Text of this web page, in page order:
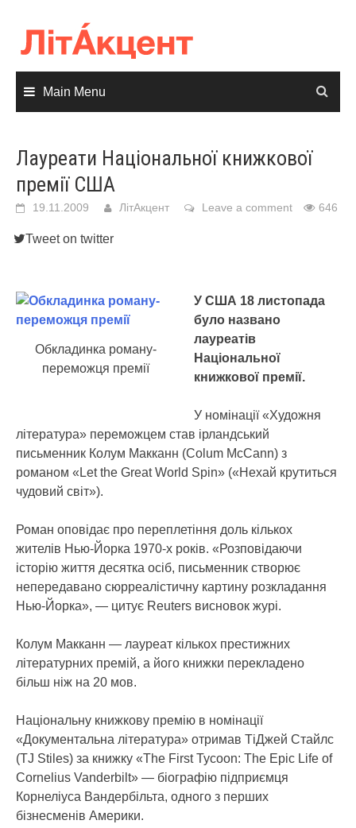
content
Main Menu
Лауреати Національної книжкової
премії США
19.11.2009 ЛітАкцент Leave a comment 646
Tweet on twitter
Обкладинка роману-
переможця премії
У США 18 листопада
було названо
лауреатів
Національної
книжкової премії.
У номінації «Художня
література» переможцем став ірландський
письменник Колум Макканн (Colum McCann) з
романом «Let the Great World Spin» («Нехай крутиться
чудовий світ»).
Роман оповідає про переплетіння доль кількох
жителів Нью-Йорка 1970-х років. «Розповідаючи
історію життя десятка осіб, письменник створює
непередавано сюрреалістичну картину розкладання
Нью-Йорка», — цитує Reuters висновок журі.
Колум Макканн — лауреат кількох престижних
літературних премій, а його книжки перекладено
більш ніж на 20 мов.
Національну книжкову премію в номінації
«Документальна література» отримав ТіДжей Стайлс
(TJ Stiles) за книжку «The First Tycoon: The Epic Life of
Cornelius Vanderbilt» — біографію підприємця
Корнеліуса Вандербільта, одного з перших
бізнесменів Америки.